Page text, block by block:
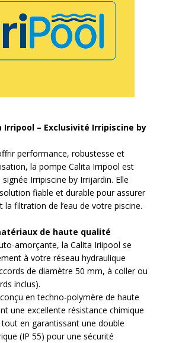
Irripool – Exclusivité Irripiscine by
performance, robustesse et
la pompe Calita Irripool est
Irripiscine by Irrijardin. Elle
fiable et durable pour assurer
la filtration de l’eau de votre piscine.
de haute qualité
amorçante, la Calita Iriipool se
à votre réseau hydraulique
de diamètre 50 mm, à coller ou
inclus).
en techno-polymère de haute
une excellente résistance chimique
en garantissant une double
(IP 55) pour une sécurité